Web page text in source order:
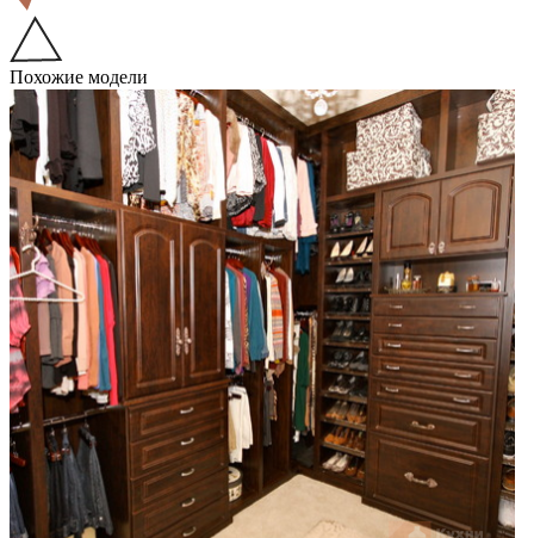
Похожие модели